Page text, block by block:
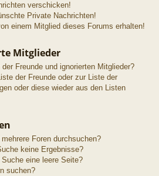
verschicken!
Private Nachrichten!
einem Mitglied dieses Forums erhalten!
Mitglieder
Freunde und ignorierten Mitglieder?
der Freunde oder zur Liste der
oder diese wieder aus den Listen
Foren durchsuchen?
keine Ergebnisse?
eine leere Seite?
suchen?